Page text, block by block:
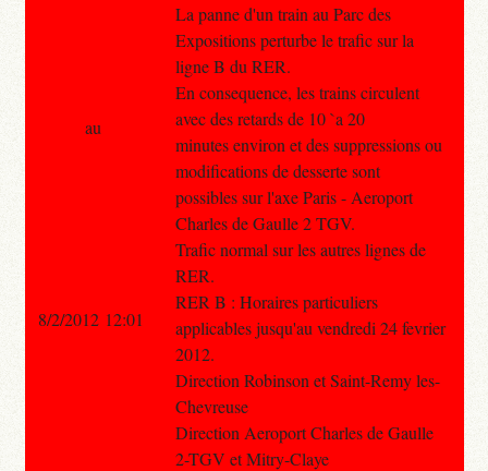
La panne d'un train au Parc des
Expositions perturbe le trafic sur la
ligne B du RER.
En consequence, les trains circulent
avec des retards de 10 `a 20
minutes environ et des suppressions ou
modifications de desserte sont
possibles sur l'axe Paris - Aeroport
Charles de Gaulle 2 TGV.
Trafic normal sur les autres lignes de
RER.
RER B : Horaires particuliers
applicables jusqu'au vendredi 24 fevrier
2012.
Direction Robinson et Saint-Remy les-
Chevreuse
Direction Aeroport Charles de Gaulle
2-TGV et Mitry-Claye
au
8/2/2012 12:01